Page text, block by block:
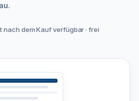
nach dem Kauf verfügbar · frei